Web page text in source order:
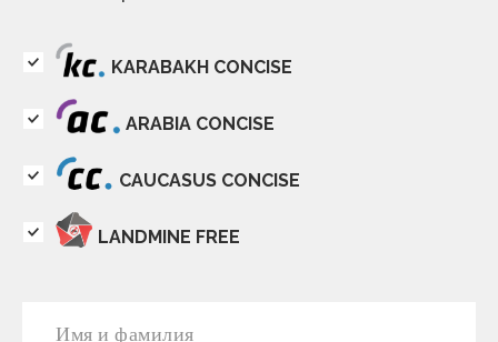
KARABAKH CONCISE
ARABIA CONCISE
CAUCASUS CONCISE
LANDMINE FREE